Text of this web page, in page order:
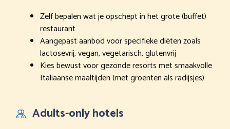
Zelf bepalen wat je opschept in het grote (buffet)
restaurant
Aangepast aanbod voor specifieke diëten zoals
lactosevrij, vegan, vegetarisch, glutenvrij
Kies bewust voor gezonde resorts met smaakvolle
Italiaanse maaltijden (met groenten als radijsjes)
Adults-only hotels